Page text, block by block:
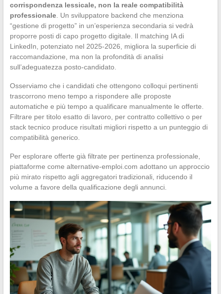
corrispondenza lessicale, non la reale compatibilità
professionale. Un sviluppatore backend che menziona
“gestione di progetto” in un’esperienza secondaria si vedrà
proporre posti di capo progetto digitale. Il matching IA di
LinkedIn, potenziato nel 2025-2026, migliora la superficie di
raccomandazione, ma non la profondità di analisi
sull’adeguatezza posto-candidato.
Osserviamo che i candidati che ottengono colloqui pertinenti
trascorrono meno tempo a rispondere alle proposte
automatiche e più tempo a qualificare manualmente le offerte.
Filtrare per titolo esatto di lavoro, per contratto collettivo o per
stack tecnico produce risultati migliori rispetto a un punteggio di
compatibilità generico.
Per esplorare offerte già filtrate per pertinenza professionale,
piattaforme come alternative-emploi.com adottano un approccio
più mirato rispetto agli aggregatori tradizionali, riducendo il
volume a favore della qualificazione degli annunci.